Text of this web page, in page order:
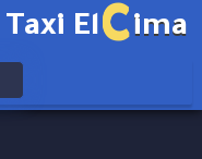
Taxi ElCima